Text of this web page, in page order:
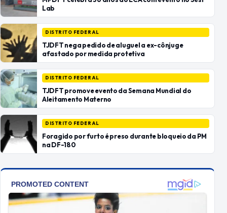
Lab
DISTRITO FEDERAL
TJDFT nega pedido de aluguel a ex-cônjuge
afastado por medida protetiva
DISTRITO FEDERAL
TJDFT promove evento da Semana Mundial do
Aleitamento Materno
DISTRITO FEDERAL
Foragido por furto é preso durante bloqueio da PM
na DF-180